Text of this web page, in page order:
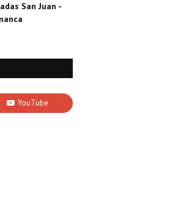
San Juan -